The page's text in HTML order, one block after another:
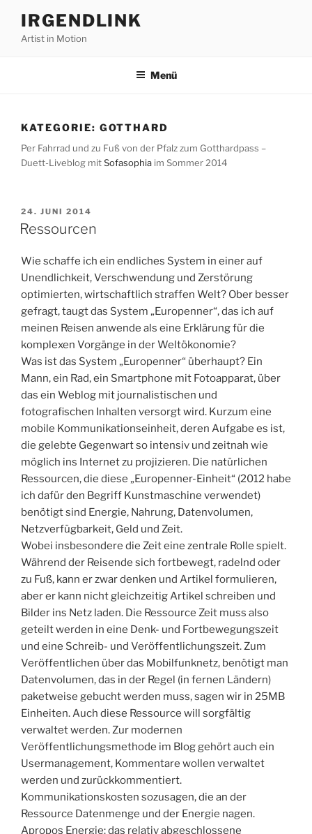
Inhalt
springen
IRGENDLINK
Artist in Motion
Menü
KATEGORIE: GOTTHARD
Per Fahrrad und zu Fuß von der Pfalz zum Gotthardpass –
Duett-Liveblog mitSofasophia im Sommer 2014
VERÖFFENTLICHT
AM
24. JUNI 2014
Ressourcen
Wie schaffe ich ein endliches System in einer auf
Unendlichkeit, Verschwendung und Zerstörung
optimierten, wirtschaftlich straffen Welt? Ober besser
gefragt, taugt das System „Europenner“, das ich auf
meinen Reisen anwende als eine Erklärung für die
komplexen Vorgänge in der Weltökonomie?
Was ist das System „Europenner“ überhaupt? Ein
Mann, ein Rad, ein Smartphone mit Fotoapparat, über
das ein Weblog mit journalistischen und
fotografischen Inhalten versorgt wird. Kurzum eine
mobile Kommunikationseinheit, deren Aufgabe es ist,
die gelebte Gegenwart so intensiv und zeitnah wie
möglich ins Internet zu projizieren. Die natürlichen
Ressourcen, die diese „Europenner-Einheit“ (2012 habe
ich dafür den Begriff Kunstmaschine verwendet)
benötigt sind Energie, Nahrung, Datenvolumen,
Netzverfügbarkeit, Geld und Zeit.
Wobei insbesondere die Zeit eine zentrale Rolle spielt.
Während der Reisende sich fortbewegt, radelnd oder
zu Fuß, kann er zwar denken und Artikel formulieren,
aber er kann nicht gleichzeitig Artikel schreiben und
Bilder ins Netz laden. Die Ressource Zeit muss also
geteilt werden in eine Denk- und Fortbewegungszeit
und eine Schreib- und Veröffentlichungszeit. Zum
Veröffentlichen über das Mobilfunknetz, benötigt man
Datenvolumen, das in der Regel (in fernen Ländern)
paketweise gebucht werden muss, sagen wir in 25MB
Einheiten. Auch diese Ressource will sorgfältig
verwaltet werden. Zur modernen
Veröffentlichungsmethode im Blog gehört auch ein
Usermanagement, Kommentare wollen verwaltet
werden und zurückkommentiert.
Kommunikationskosten sozusagen, die an der
Ressource Datenmenge und der Energie nagen.
Apropos Energie: das relativ abgeschlossene